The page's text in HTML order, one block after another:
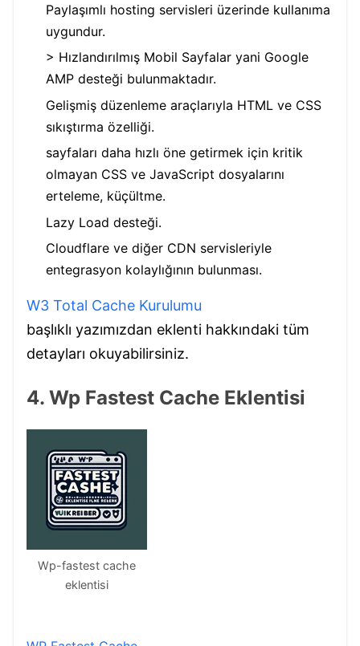
Paylaşımlı hosting servisleri üzerinde kullanıma
uygundur.
> Hızlandırılmış Mobil Sayfalar yani Google
AMP desteği bulunmaktadır.
Gelişmiş düzenleme araçlarıyla HTML ve CSS
sıkıştırma özelliği.
sayfaları daha hızlı öne getirmek için kritik
olmayan CSS ve JavaScript dosyalarını
erteleme, küçültme.
Lazy Load desteği.
Cloudflare ve diğer CDN servisleriyle
entegrasyon kolaylığının bulunması.
W3 Total Cache Kurulumu
başlıklı yazımızdan eklenti hakkındaki tüm
detayları okuyabilirsiniz.
4. Wp Fastest Cache Eklentisi
Wp-fastest cache
eklentisi